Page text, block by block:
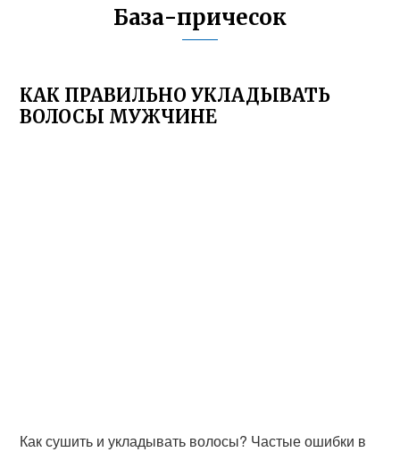
База-причесок
КАК ПРАВИЛЬНО УКЛАДЫВАТЬ
ВОЛОСЫ МУЖЧИНЕ
Как сушить и укладывать волосы? Частые ошибки в